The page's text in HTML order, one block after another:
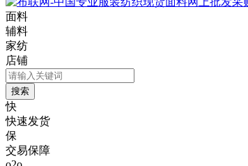
面料
辅料
家纺
店铺
快
快速发货
保
交易保障